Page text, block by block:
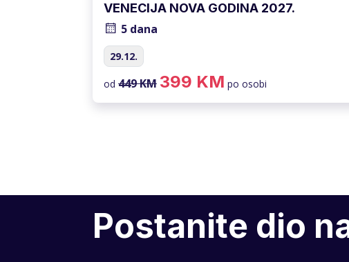
VENECIJA NOVA GODINA 2027.
5 dana
29.12.
od 449 KM 399 KM po osobi
Postanite dio